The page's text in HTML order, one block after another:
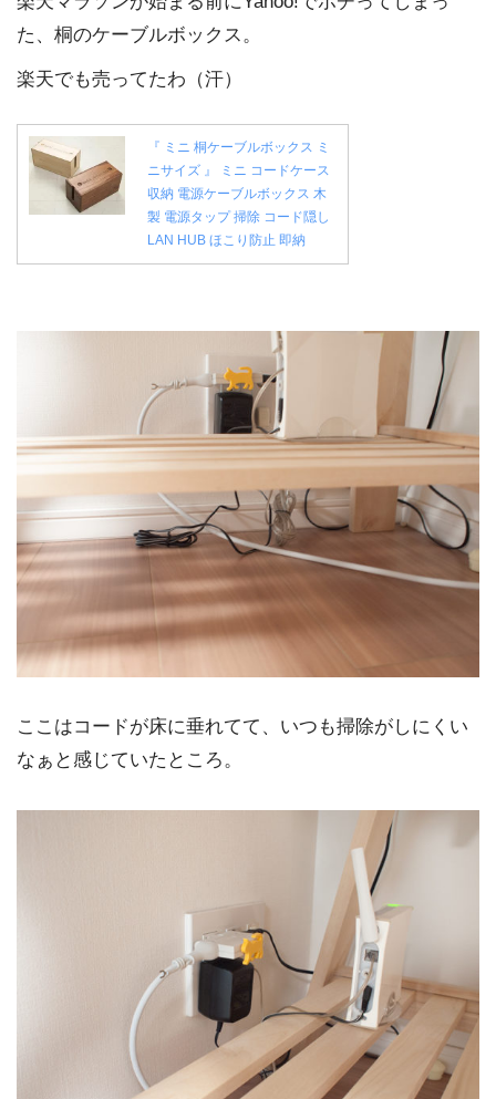
た、桐のケーブルボックス。
楽天でも売ってたわ（汗）
『 ミニ 桐ケーブルボックス ミ
ニサイズ 』 ミニ コードケース
収納 電源ケーブルボックス 木
製 電源タップ 掃除 コード隠し
LAN HUB ほこり防止 即納
ここはコードが床に垂れてて、いつも掃除がしにくい
なぁと感じていたところ。